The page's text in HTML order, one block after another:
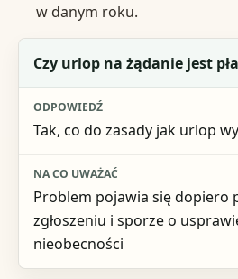
w danym roku.
Pytanie
Odpowiedź
Czy urlop na żądanie jest
Tak, co do zasady jak urlop
Problem pojawia się dopiero
zgłoszeniu i sporze o
nieobecności